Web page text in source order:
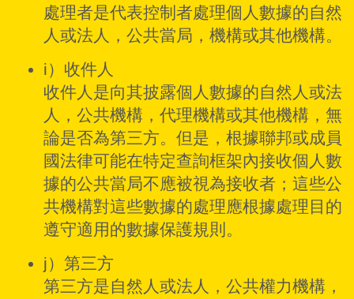
處理者是代表控制者處理個人數據的自然
人或法人，公共當局，機構或其他機構。
i）收件人
收件人是向其披露個人數據的自然人或法
人，公共機構，代理機構或其他機構，無
論是否為第三方。但是，根據聯邦或成員
國法律可能在特定查詢框架內接收個人數
據的公共當局不應被視為接收者；這些公
共機構對這些數據的處理應根據處理目的
遵守適用的數據保護規則。
j）第三方
第三方是自然人或法人，公共權力機構，